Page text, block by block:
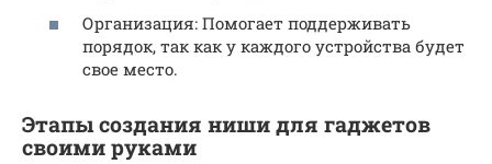
Организация: Помогает поддерживать
порядок, так как у каждого устройства будет
свое место.
Этапы создания ниши для гаджетов
своими руками